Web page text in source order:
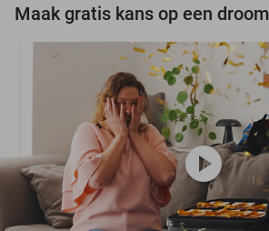
play_circle